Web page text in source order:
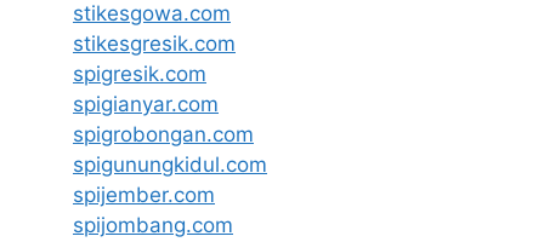
stikesgowa.com
stikesgresik.com
spigresik.com
spigianyar.com
spigrobongan.com
spigunungkidul.com
spijember.com
spijombang.com